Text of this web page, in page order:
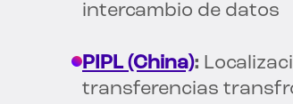
intercambio de datos
PIPL (China):
transferencias